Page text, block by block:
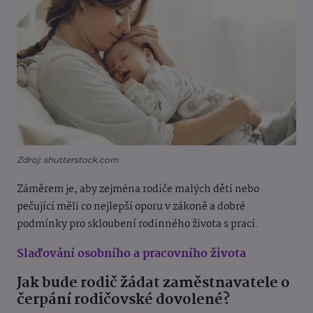
Zdroj: shutterstock.com
Záměrem je, aby zejména rodiče malých dětí nebo
pečující měli co nejlepší oporu v zákoně a dobré
podmínky pro skloubení rodinného života s prací.
Slaďování osobního a pracovního života
Jak bude rodič žádat zaměstnavatele o
čerpání rodičovské dovolené?